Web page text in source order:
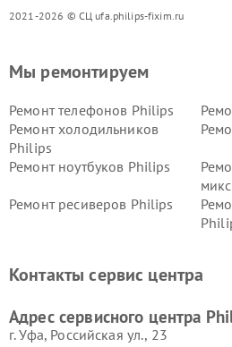
2021-2026 © СЦ ufa.philips-fixim.ru
Мы ремонтируем
Ремонт телефонов Philips
Ремонт холодильников
Philips
Ремонт ноутбуков Philips
Ремонт ресиверов Philips
Ремонт стиральных машин
Контакты сервис центра
Адрес сервисного центра
г. Уфа, Российская ул., 23